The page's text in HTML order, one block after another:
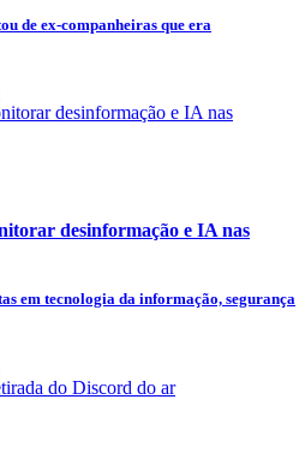
de ex-companheiras que era
desinformação e IA nas
em tecnologia da informação, segurança